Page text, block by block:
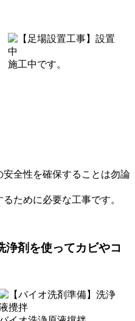
施工中です。
全性を確保することは勿論
ために必要な工事です。
浄剤を使ってカビやコ